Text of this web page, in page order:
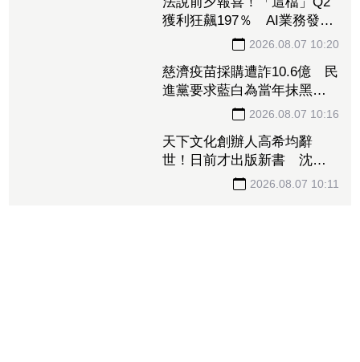
法說前夕報喜！「這檔」Q2
獲利狂飆197％ AI業務發威
2026.08.07 10:20
慈濟疫苗採購遭詐10.6億 民
進黨要求藍白為當年抹黑防
2026.08.07 10:16
天下文化創辦人高希均辭
世！日前才出版新書 沈春